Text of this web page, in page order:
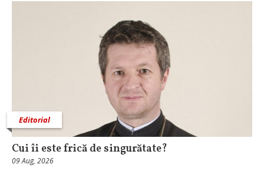
Editorial
Cui îi este frică de singurătate?
09 Aug, 2026